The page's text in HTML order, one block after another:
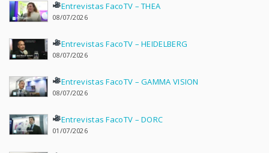
Entrevistas FacoTV – THEA
08/07/2026
Entrevistas FacoTV – HEIDELBERG
08/07/2026
Entrevistas FacoTV – GAMMA VISION
08/07/2026
Entrevistas FacoTV – DORC
01/07/2026